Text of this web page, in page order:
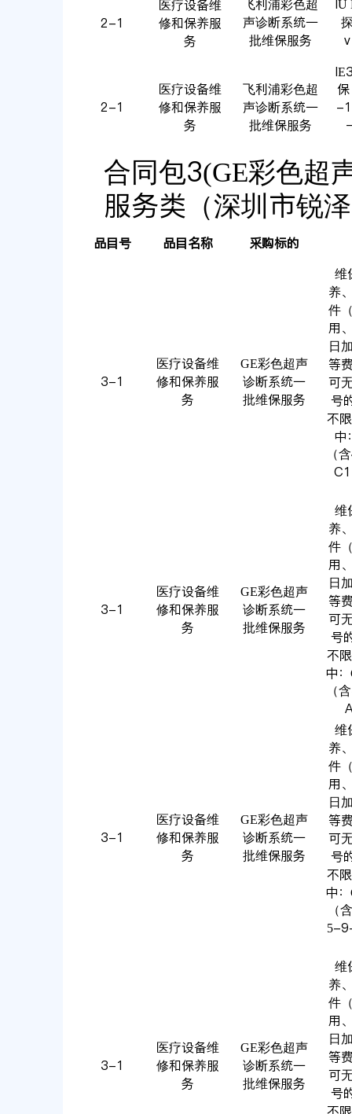
2-1
医疗设备维
修和保养服
务
飞利浦彩色超
声诊断系统一
批维保服务
2-1
医疗设备维
修和保养服
务
飞利浦彩色超
声诊断系统一
批维保服务
-
合同包3(GE彩色超
服务类（深圳市锐
品目号 品目名称 采购标的
3-1
医疗设备维
修和保养服
务
GE彩色超声
诊断系统一
批维保服务
维
养
件
用
日
等
可
号
不
中
（
3-1
医疗设备维
修和保养服
务
GE彩色超声
诊断系统一
批维保服务
维
养
件
用
日
等
可
号
不
中
（
3-1
医疗设备维
修和保养服
务
GE彩色超声
诊断系统一
批维保服务
维
养
件
用
日
等
可
号
不
中
（
5-
3-1
医疗设备维
修和保养服
务
GE彩色超声
诊断系统一
批维保服务
维
养
件
用
日
等
可
号